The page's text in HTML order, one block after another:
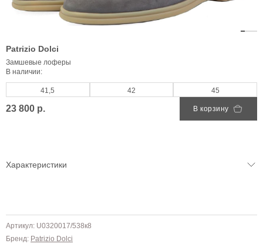
Patrizio Dolci
Замшевые лоферы
В наличии:
41,5 42 45
23 800 р. В корзину
Характеристики
Артикул: U0320017/538к8
Бренд: Patrizio Dolci